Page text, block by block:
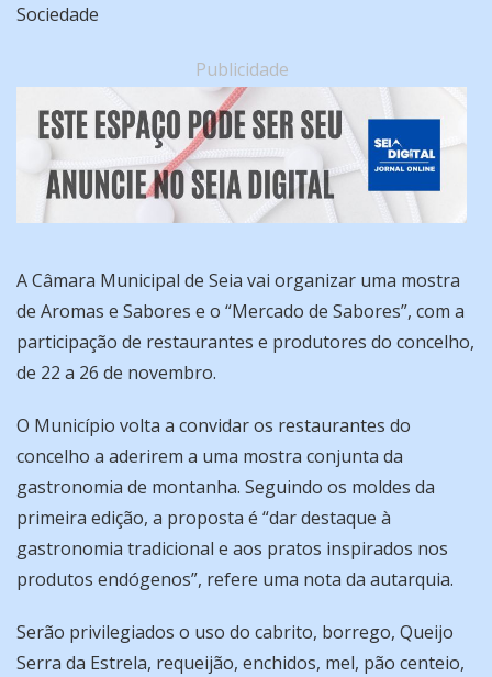
Sociedade
Publicidade
A Câmara Municipal de Seia vai organizar uma mostra
de Aromas e Sabores e o “Mercado de Sabores”, com a
participação de restaurantes e produtores do concelho,
de 22 a 26 de novembro.
O Município volta a convidar os restaurantes do
concelho a aderirem a uma mostra conjunta da
gastronomia de montanha. Seguindo os moldes da
primeira edição, a proposta é “dar destaque à
gastronomia tradicional e aos pratos inspirados nos
produtos endógenos”, refere uma nota da autarquia.
Serão privilegiados o uso do cabrito, borrego, Queijo
Serra da Estrela, requeijão, enchidos, mel, pão centeio,